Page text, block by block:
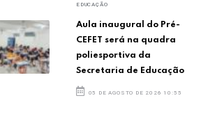
EDUCAÇÃO
Aula inaugural do Pré-
CEFET será na quadra
poliesportiva da
Secretaria de Educação
05 DE AGOSTO DE 2026 10:55